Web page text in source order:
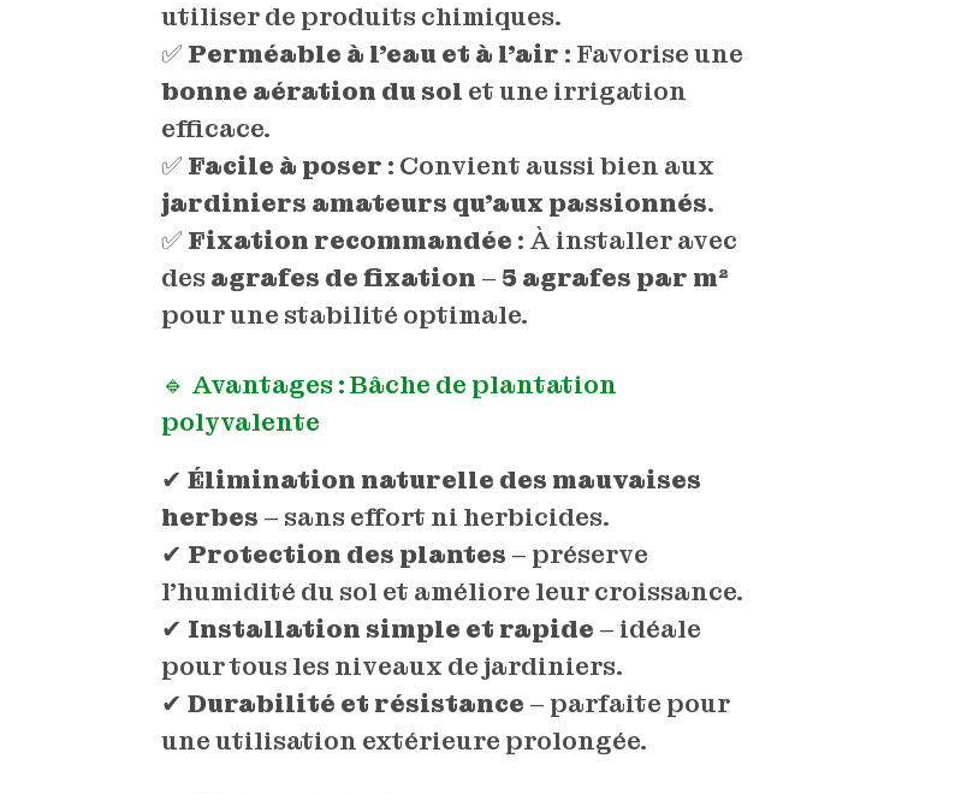
utiliser de produits chimiques.
✅ Perméable à l’eau et à l’air : Favorise une
bonne aération du sol et une irrigation
efficace.
✅ Facile à poser : Convient aussi bien aux
jardiniers amateurs qu’aux passionnés.
✅ Fixation recommandée : À installer avec
des agrafes de fixation – 5 agrafes par m²
pour une stabilité optimale.
🔹 Avantages : Bâche de plantation
polyvalente
✔Élimination naturelle des mauvaises
herbes – sans effort ni herbicides.
✔ Protection des plantes – préserve
l’humidité du sol et améliore leur croissance.
✔ Installation simple et rapide – idéale
pour tous les niveaux de jardiniers.
✔Durabilité et résistance – parfaite pour
une utilisation extérieure prolongée.